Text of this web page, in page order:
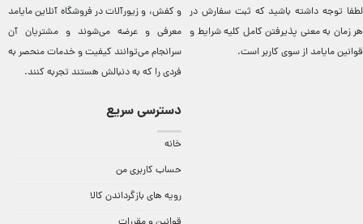
لطفا توجه داشته باشید که ثبت سفارش در
هر زمان به معنی پذیرفتن کامل کلیهشرایط و
قوانین مایامداز سوی کاربر است.
و کفش، و زيورآلات در فروشگاه آنلاين مایامد
معرفی و عرضه می‌شوند و مشتريان آن
سرانجام می‌توانند کيفيت و خدمات منحصر به
فردی را که به دنبالش هستند تجربه کنند.
دسترسی سریع
خانه
حساب کاربری من
رویه های بازگرداندن کالا